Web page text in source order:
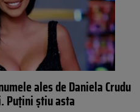
ales de Daniela Crudu
Puțini știu asta